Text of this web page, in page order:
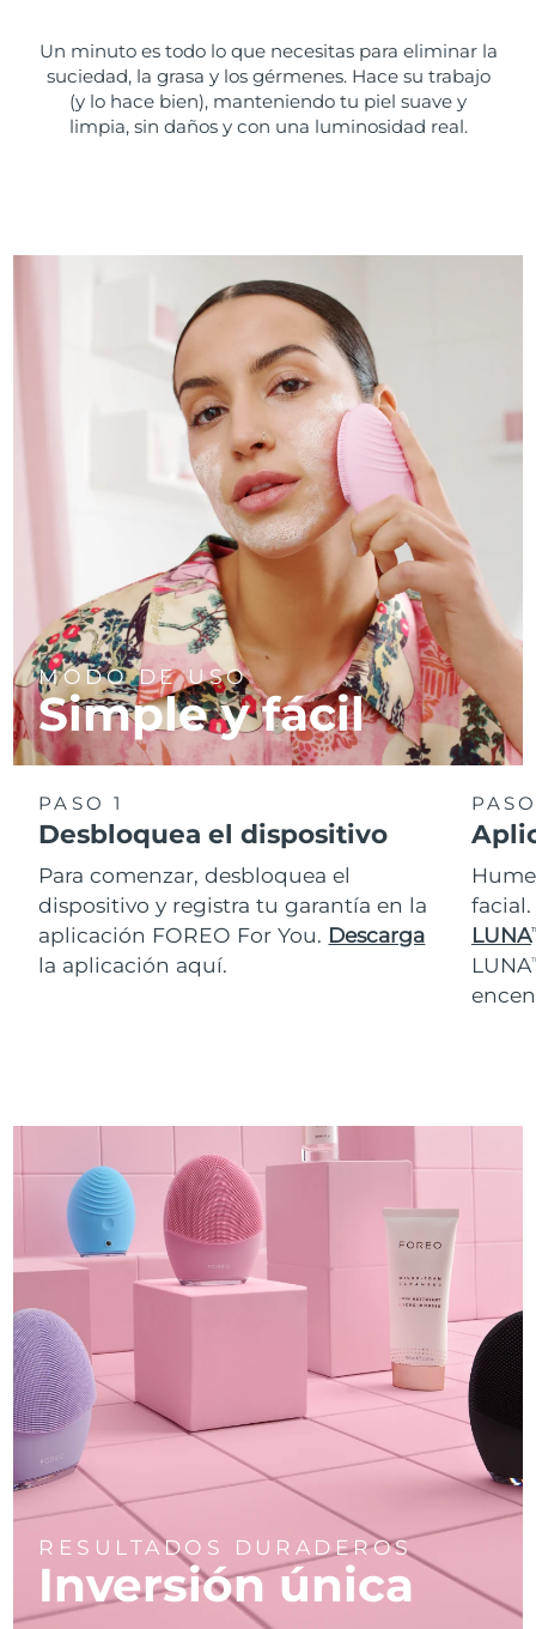
Un minuto es todo lo que necesitas para eliminar la
suciedad, la grasa y los gérmenes. Hace su trabajo
(y lo hace bien), manteniendo tu piel suave y
limpia, sin daños y con una luminosidad real.
MODO DE USO
Simple y fácil
PASO 1
Desbloquea el dispositivo
Para comenzar, desbloquea el
dispositivo y registra tu garantía en la
aplicación FOREO For You. Descarga
la aplicación aquí.
LUNA
LUNA
RESULTADOS DURADEROS
Inversión única